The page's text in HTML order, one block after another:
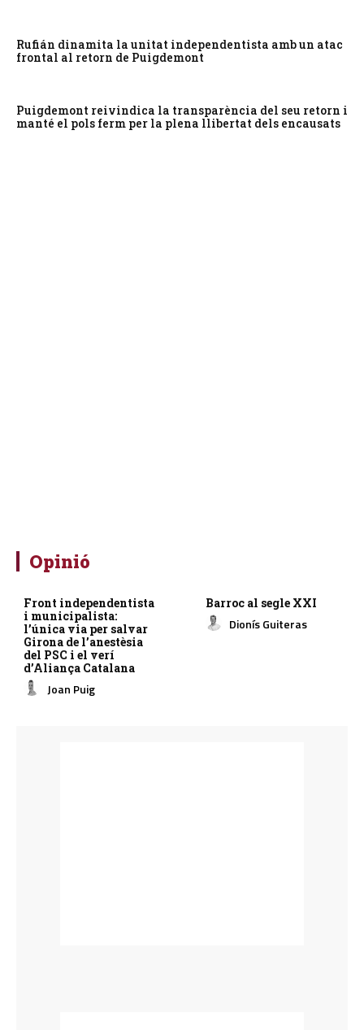
Rufián dinamita la unitat independentista amb un atac
frontal al retorn de Puigdemont
Puigdemont reivindica la transparència del seu retorn i
manté el pols ferm per la plena llibertat dels encausats
Opinió
Front independentista
i municipalista:
l’única via per salvar
Girona de l’anestèsia
del PSC i el verí
d’Aliança Catalana
Joan Puig
Barroc al segle XXI
Dionís Guiteras